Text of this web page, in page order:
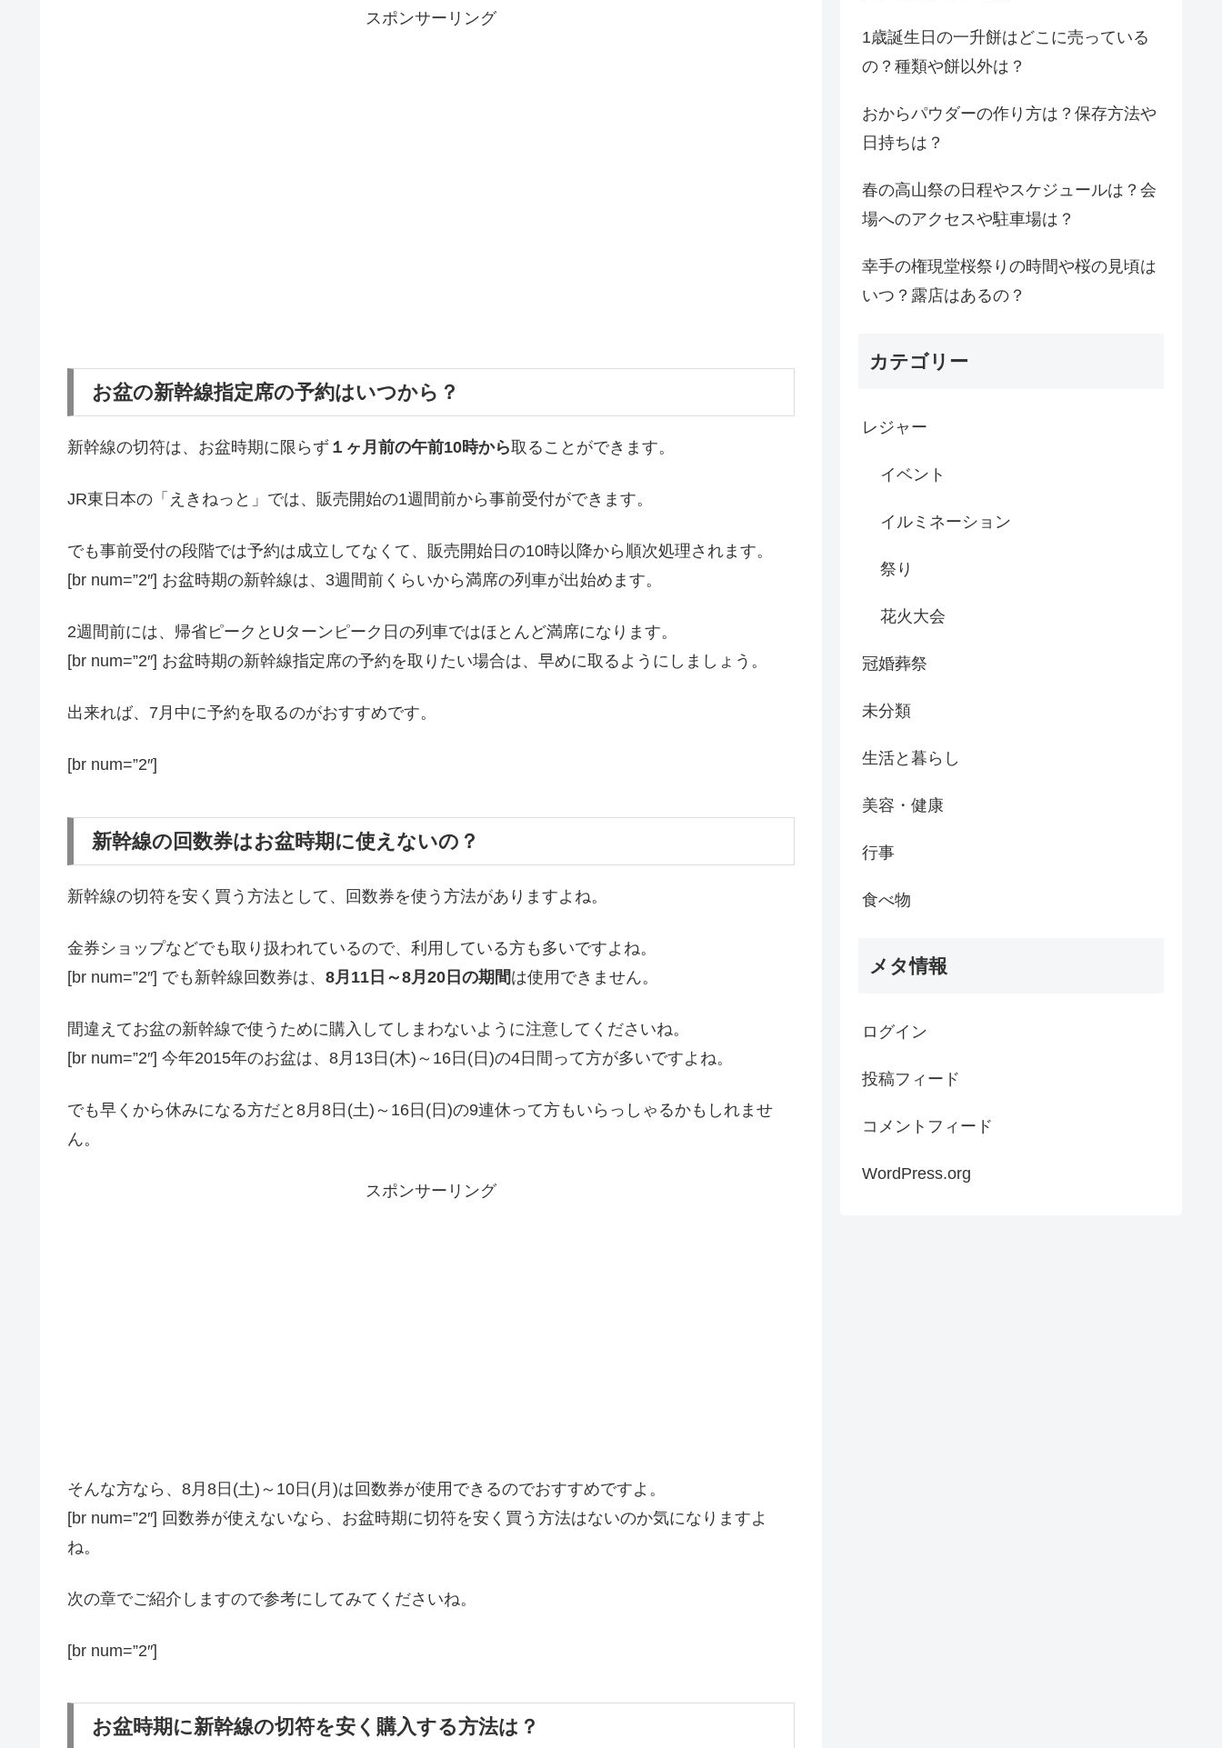
スポンサーリング
お盆の新幹線指定席の予約はいつから？
新幹線の切符は、お盆時期に限らず １ヶ月前の午前10時から取ることができます。
JR東日本の「えきねっと」では、販売開始の1週間前から事前受付ができます。
でも事前受付の段階では予約は成立してなくて、販売開始日の10時以降から順次処理されます。
[br num=”2″] お盆時期の新幹線は、3週間前くらいから満席の列車が出始めます。
2週間前には、帰省ピークとUターンピーク日の列車ではほとんど満席になります。
[br num=”2″] お盆時期の新幹線指定席の予約を取りたい場合は、早めに取るようにしましょう。
出来れば、7月中に予約を取るのがおすすめです。
[br num=”2″]
新幹線の回数券はお盆時期に使えないの？
新幹線の切符を安く買う方法として、回数券を使う方法がありますよね。
金券ショップなどでも取り扱われているので、利用している方も多いですよね。
[br num=”2″] でも新幹線回数券は、 8月11日～8月20日の期間は使用できません。
間違えてお盆の新幹線で使うために購入してしまわないように注意してくださいね。
[br num=”2″] 今年2015年のお盆は、8月13日(木)～16日(日)の4日間って方が多いですよね。
でも早くから休みになる方だと8月8日(土)～16日(日)の9連休って方もいらっしゃるかもしれませ
ん。
スポンサーリング
そんな方なら、8月8日(土)～10日(月)は回数券が使用できるのでおすすめですよ。
[br num=”2″] 回数券が使えないなら、お盆時期に切符を安く買う方法はないのか気になりますよ
ね。
次の章でご紹介しますので参考にしてみてくださいね。
[br num=”2″]
お盆時期に新幹線の切符を安く購入する方法は？
1歳誕生日の一升餅はどこに売っている
の？種類や餅以外は？
おからパウダーの作り方は？保存方法や
日持ちは？
春の高山祭の日程やスケジュールは？会
場へのアクセスや駐車場は？
幸手の権現堂桜祭りの時間や桜の見頃は
いつ？露店はあるの？
カテゴリー
レジャー
イベント
イルミネーション
祭り
花火大会
冠婚葬祭
未分類
生活と暮らし
美容・健康
行事
食べ物
メタ情報
ログイン
投稿フィード
コメントフィード
WordPress.org